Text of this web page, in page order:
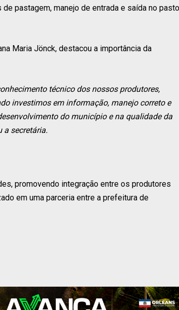
pastagem, manejo de entrada e saída no pasto
Maria Jönck, destacou a importância da
técnico dos nossos produtores,
investimos em informação, manejo correto e
do município e na qualidade da
a secretária.
promovendo integração entre os produtores
em uma parceria entre a prefeitura de